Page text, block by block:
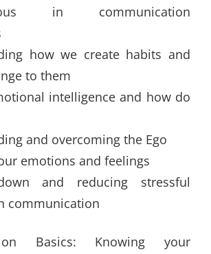
in communication
how we create habits and
to them
intelligence and how do
and overcoming the Ego
emotions and feelings
and reducing stressful
communication
Basics: Knowing your